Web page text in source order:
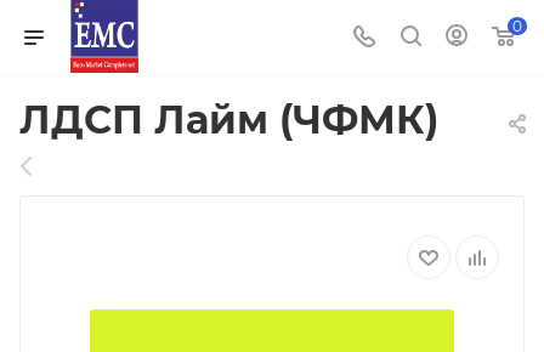
0
ЛДСП Лайм (ЧФМК)